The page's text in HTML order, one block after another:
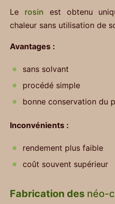
Le rosin est obtenu
chaleur sans utilisation de
Avantages :
sans solvant
procédé simple
bonne conservation du
Inconvénients :
rendement plus faible
coût souvent supérieur
Fabrication des néo-